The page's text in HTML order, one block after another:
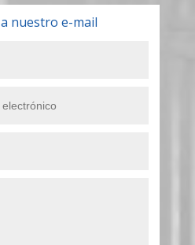
nuestro e-mail